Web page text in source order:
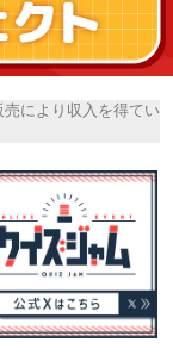
により収入を得てい